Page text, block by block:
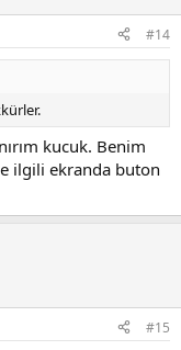
#14
kucuk. Benim
ilgili ekranda buton
#15